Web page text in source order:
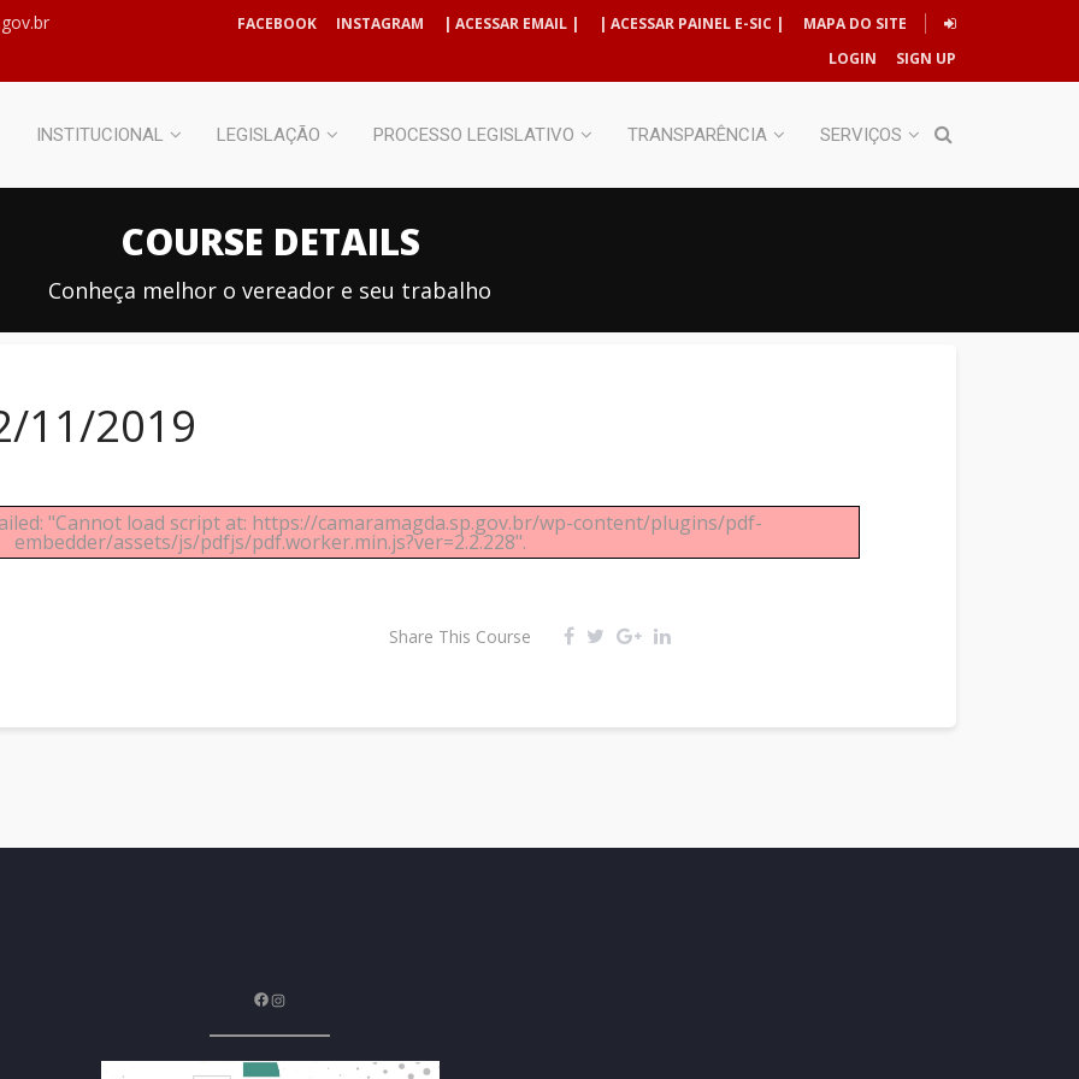
FACEBOOK INSTAGRAM | ACESSAR EMAIL | | ACESSAR PAINEL E-SIC |
MAPA DO SITE
LOGIN
SIGN UP
INSTITUCIONAL LEGISLAÇÃO PROCESSO LEGISLATIVO TRANSPARÊNCIA SERVIÇOS
COURSE DETAILS
Conheça melhor o vereador e seu trabalho
11/2019
"Cannot load script at: https://camaramagda.sp.gov.br/wp-content/plugins/pdf-
embedder/assets/js/pdfjs/pdf.worker.min.js?ver=2.2.228".
Share This Course
Facebook